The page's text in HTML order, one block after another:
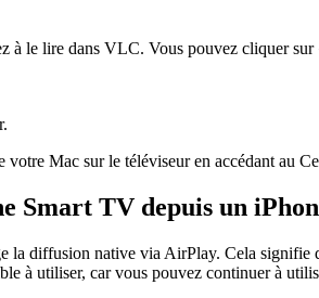
à le lire dans VLC. Vous pouvez cliquer
Mac sur le téléviseur en accédant au
TV depuis un
diffusion native via AirPlay. Cela
à utiliser, car vous pouvez continuer à